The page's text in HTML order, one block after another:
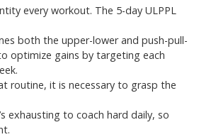
every workout. The 5-day ULPPL
both the upper-lower and push-pull-
optimize gains by targeting each
routine, it is necessary to grasp the
exhausting to coach hard daily, so